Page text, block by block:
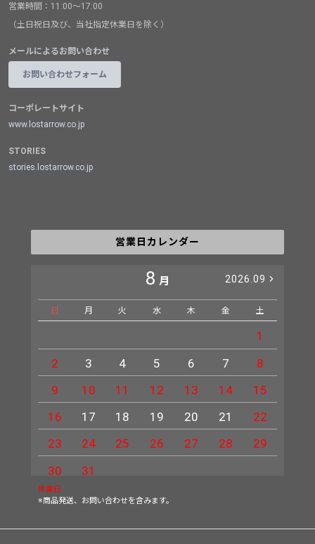
営業時間：11:00～17:00
（土日祝日及び、当社指定休業日を除く）
メールによるお問い合わせ
お問い合わせフォーム
コーポレートサイト
www.lostarrow.co.jp
STORIES
stories.lostarrow.co.jp
営業日カレンダー
8 月 2026.09
日 月 火 水 木 金 土
1
2
3 4 5 6 7
8
9
10 11 12 13 14
15
16
17 18 19 20 21
22
23
24 25 26 27 28
29
30
31
休業日
※商品発送、お問い合わせを含みます。